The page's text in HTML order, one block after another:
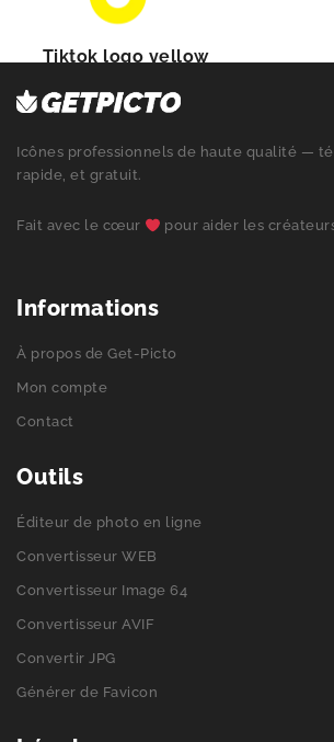
Tiktok logo yellow
Icônes professionnels de haute qualité —
rapide, et gratuit.
Fait avec le cœur pour aider les
Informations
À propos de Get-Picto
Mon compte
Contact
Outils
Éditeur de photo en ligne
Convertisseur WEB
Convertisseur Image 64
Convertisseur AVIF
Convertir JPG
Générer de Favicon